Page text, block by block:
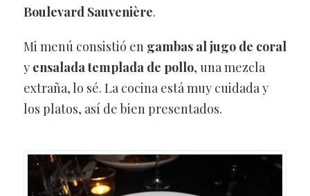
Boulevard Sauvenière.
Mi menú consistió en gambas al jugo de coral
yensalada templada de pollo, una mezcla
extraña, lo sé. La cocina está muy cuidada y
los platos, así de bien presentados.